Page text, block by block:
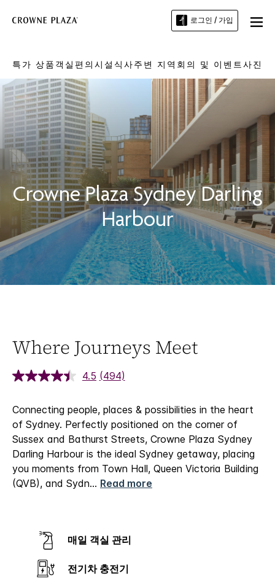
로그인 / 가입
특가 상품 객실 편의시설 식사주변 지역 회의 및 이벤트 사진
Crowne Plaza Sydney Darling
Harbour
Where Journeys Meet
4.5 (494)
Connecting people, places & possibilities in the heart
of Sydney. Perfectly positioned on the corner of
Sussex and Bathurst Streets, Crowne Plaza Sydney
Darling Harbour is the ideal Sydney getaway, placing
you moments from Town Hall, Queen Victoria Building
(QVB), and Sydn... Read more
매일 객실 관리
전기차 충전기